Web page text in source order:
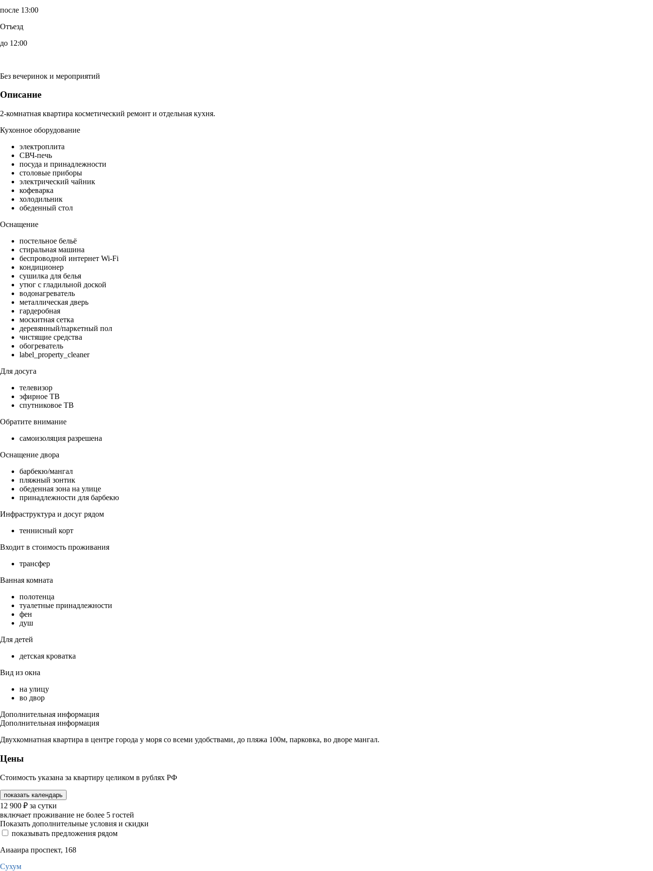
после 13:00
Отъезд
до 12:00
Без вечеринок и мероприятий
Описание
2-комнатная квартира косметический ремонт и отдельная кухня.
Кухонное оборудование
электроплита
СВЧ-печь
посуда и принадлежности
столовые приборы
электрический чайник
кофеварка
холодильник
обеденный стол
Оснащение
постельное бельё
стиральная машина
беспроводной интернет Wi-Fi
кондиционер
сушилка для белья
утюг с гладильной доской
водонагреватель
металлическая дверь
гардеробная
москитная сетка
деревянный/паркетный пол
чистящие средства
обогреватель
label_property_cleaner
Для досуга
телевизор
эфирное ТВ
спутниковое ТВ
Обратите внимание
самоизоляция разрешена
Оснащение двора
барбекю/мангал
пляжный зонтик
обеденная зона на улице
принадлежности для барбекю
Инфраструктура и досуг рядом
теннисный корт
Входит в стоимость проживания
трансфер
Ванная комната
полотенца
туалетные принадлежности
фен
душ
Для детей
детская кроватка
Вид из окна
на улицу
во двор
Дополнительная информация
Дополнительная информация
Двухкомнатная квартира в центре города у моря со всеми удобствами, до пляжа 100м, парковка, во дворе мангал.
Цены
Стоимость указана за квартиру целиком в рублях РФ
показать календарь
12 900 ₽ за сутки
включает проживание не более 5 гостей
Показать дополнительные условия и скидки
показывать предложения рядом
Аиааира проспект, 168
Сухум